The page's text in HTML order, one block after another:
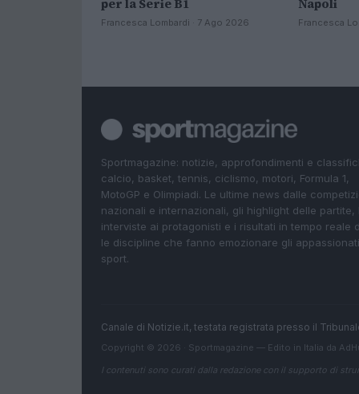
Francesca Lombardi · 7 Ago 2026 Francesca
Sportmagazine: notizie, approfondimenti e
calcio, basket, tennis, ciclismo, motori, Formula 1,
MotoGP e Olimpiadi. Le ultime news dalle
nazionali e internazionali, gli highlight delle partite,
interviste ai protagonisti e i risultati in tempo reale
le discipline che fanno emozionare gli
sport.
Canale di Notizie.it, testata registrata presso il
Copyright © 2026 · Sportmagazine — Edito in Italia da
I contenuti sono curati dalla redazione con il supporto di